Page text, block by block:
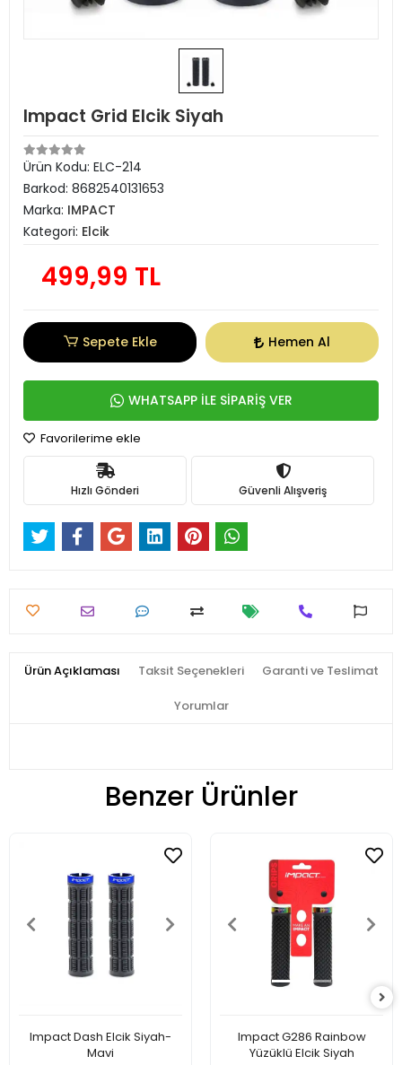
Impact Grid Elcik Siyah
Ürün Kodu: ELC-214
Barkod: 8682540131653
Marka: IMPACT
Kategori: Elcik
499,99 TL
Sepete Ekle Hemen Al
WHATSAPP İLE SİPARİŞ VER
Favorilerime ekle
Hızlı Gönderi Güvenli Alışveriş
Ürün Açıklaması Taksit Seçenekleri Garanti ve Teslimat
Yorumlar
Benzer Ürünler
Impact Dash Elcik Siyah-
Mavi
Impact G286 Rainbow
Yüzüklü Elcik Siyah